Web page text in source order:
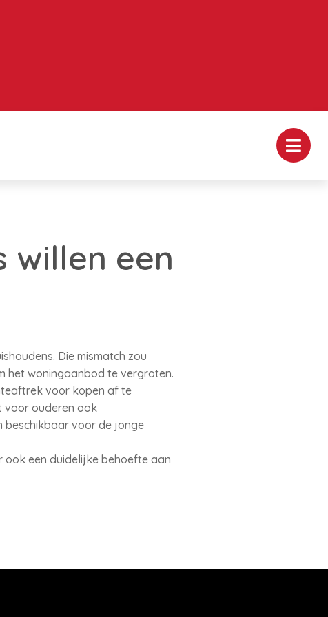
willen een
Die mismatch zou
het woningaanbod te vergroten.
voor kopen af te
voor ouderen ook
beschikbaar voor de jonge
ook een duidelijke behoefte aan